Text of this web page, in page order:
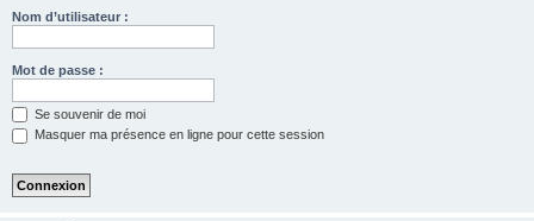
Nom d’utilisateur :
Mot de passe :
Se souvenir de moi
Masquer ma présence en ligne pour cette session